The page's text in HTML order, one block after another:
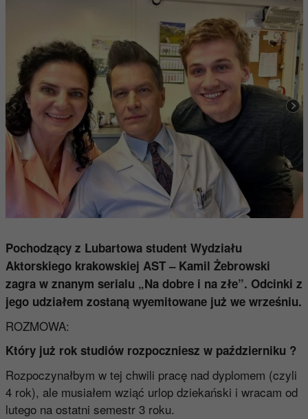
Pochodzący z Lubartowa student Wydziału
Aktorskiego krakowskiej AST – Kamil Żebrowski
zagra w znanym serialu „Na dobre i na złe”. Odcinki z
jego udziałem zostaną wyemitowane już we wrześniu.
ROZMOWA:
Który już rok studiów rozpoczniesz w październiku ?
Rozpoczynałbym w tej chwili pracę nad dyplomem (czyli
4 rok), ale musiałem wziąć urlop dziekański i wracam od
lutego na ostatni semestr 3 roku.